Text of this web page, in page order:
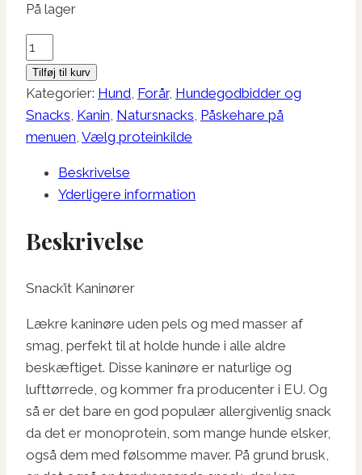
På lager
Snack'it
Kaninører
antal
Tilføj til kurv
Kategorier: Hund, Forår, Hundegodbidder og
Snacks, Kanin, Natursnacks, Påskehare på
menuen, Vælg proteinkilde
Beskrivelse
Yderligere information
Beskrivelse
Snack’it Kaninører
Lækre kaninøre uden pels og med masser af
smag, perfekt til at holde hunde i alle aldre
beskæftiget. Disse kaninøre er naturlige og
lufttørrede, og kommer fra producenter i EU. Og
så er det bare en god populær allergivenlig snack
da det er monoprotein, som mange hunde elsker,
også dem med følsomme maver. På grund brusk,